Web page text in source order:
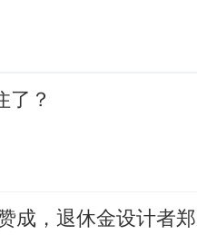
了？
成，退休金设计者